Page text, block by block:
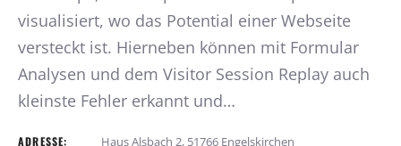
visualisiert, wo das Potential einer Webseite
versteckt ist. Hierneben können mit Formular
Analysen und dem Visitor Session Replay auch
kleinste Fehler erkannt und…
ADRESSE: Haus Alsbach 2, 51766 Engelskirchen